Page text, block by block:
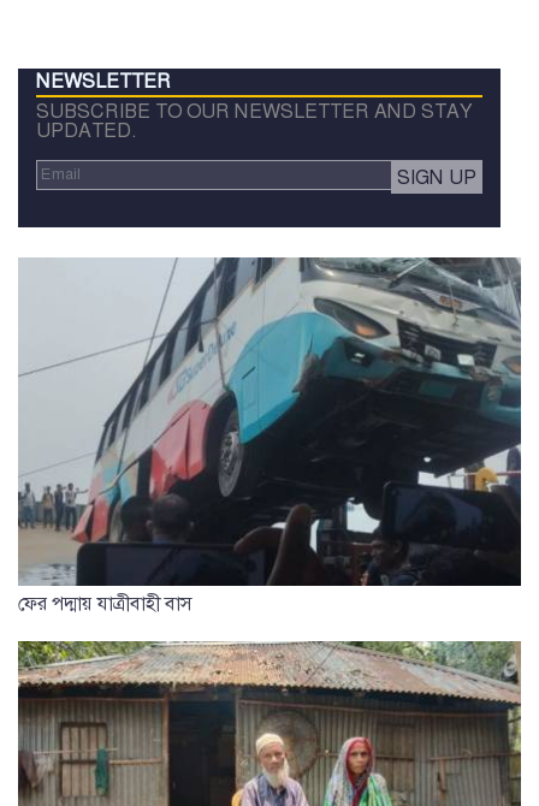
NEWSLETTER
SUBSCRIBE TO OUR NEWSLETTER AND STAY
UPDATED.
ফের পদ্মায় যাত্রীবাহী বাস